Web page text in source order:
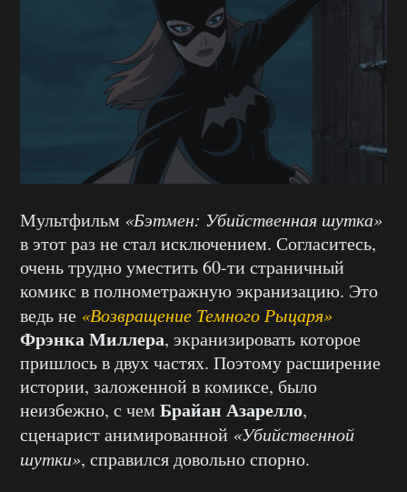
Мультфильм «Бэтмен: Убийственная шутка»
в этот раз не стал исключением. Согласитесь,
очень трудно уместить 60-ти страничный
комикс в полнометражную экранизацию. Это
ведь не «Возвращение Темного Рыцаря»
Фрэнка Миллера, экранизировать которое
пришлось в двух частях. Поэтому расширение
истории, заложенной в комиксе, было
неизбежно, с чем Брайан Азарелло,
сценарист анимированной «Убийственной
шутки», справился довольно спорно.